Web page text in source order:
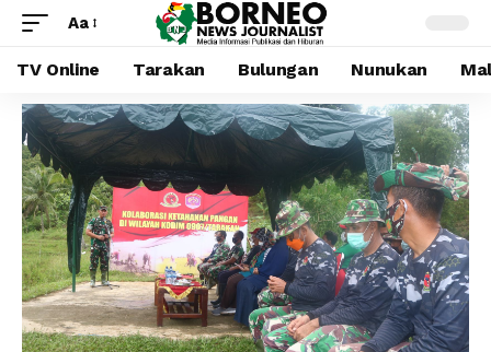
Aa
TV Online Tarakan Bulungan Nunukan